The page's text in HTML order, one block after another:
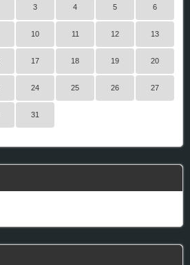
3 4 5 6
10 11 12 13
17 18 19 20
24 25 26 27
31